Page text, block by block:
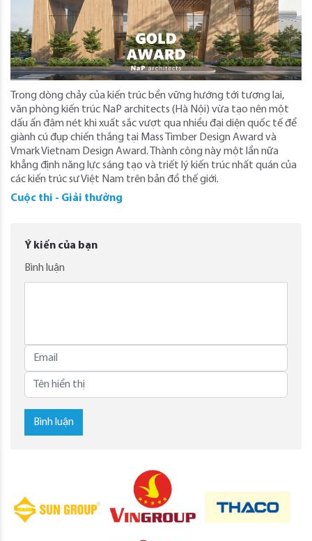
Trong dòng chảy của kiến trúc bền vững hướng tới tương lai,
văn phòng kiến trúc NaP architects (Hà Nội) vừa tạo nên một
dấu ấn đậm nét khi xuất sắc vượt qua nhiều đại diện quốc tế để
giành cú đụp chiến thắng tại Mass Timber Design Award và
Vmark Vietnam Design Award. Thành công này một lần nữa
khẳng định năng lực sáng tạo và triết lý kiến trúc nhất quán của
các kiến trúc sư Việt Nam trên bản đồ thế giới.
Cuộc thi - Giải thưởng
Ý kiến của bạn
Bình luận
Bình luận